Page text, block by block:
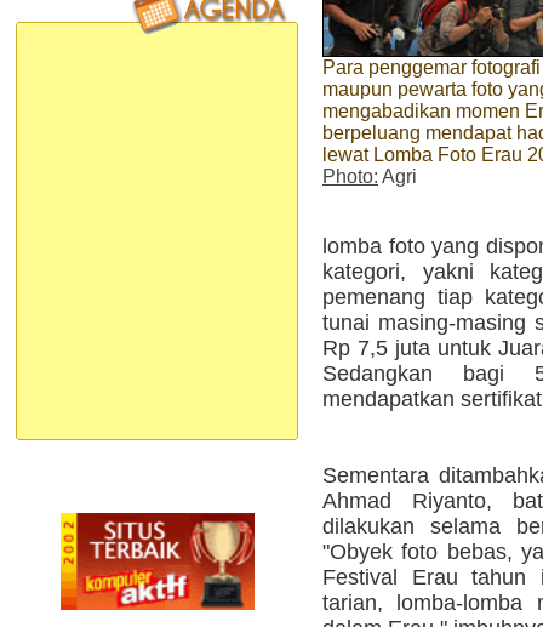
Para penggemar fotografi
maupun pewarta foto
mengabadikan momen
berpeluang mendapat
lewat Lomba Foto Erau
Photo: Agri
lomba foto yang
kategori, yakni
pemenang tiap
tunai masing-masing
Rp 7,5 juta untuk
Sedangkan bagi
mendapatkan
Sementara
Ahmad Riyanto,
dilakukan selama
"Obyek foto bebas,
Festival Erau tahun
tarian, lomba-lomba